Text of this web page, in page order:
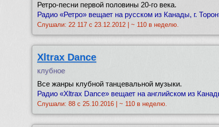
Ретро-песни первой половины 20-го века.
Радио «Ретро» вещает на русском из Канады, г.
Слушали: 22 117 с 23.12.2012 | ~ 110 в неделю.
Xltrax Dance
клубное
Все жанры клубной танцевальной музыки.
Радио «Xltrax Dance» вещает на английском из
Слушали: 88 с 25.10.2016 | ~ 110 в неделю.